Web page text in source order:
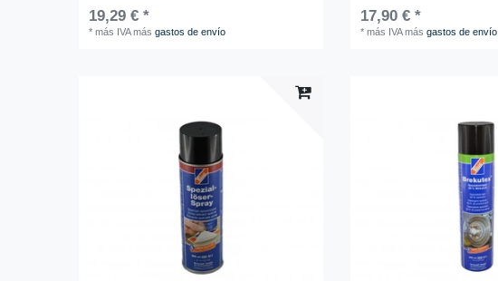
19,29 € *
*más IVAmásgastos de envío
17,90 € *
*más IVAmásgastos de envío